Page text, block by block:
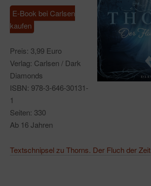
E-Book bei Carlsen
kaufen
Preis: 3,99 Euro
Verlag: Carlsen / Dark
Diamonds
ISBN: 978-3-646-30131-
1
Seiten: 330
Ab 16 Jahren
Textschnipsel zu Thorns. Der Fluch der Zeit